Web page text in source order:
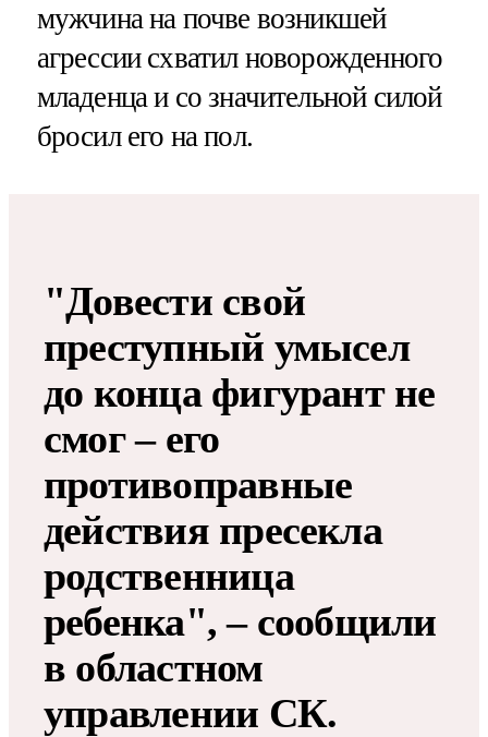
мужчина на почве возникшей
агрессии схватил новорожденного
младенца и со значительной силой
бросил его на пол.
"Довести свой
преступный умысел
до конца фигурант не
смог – его
противоправные
действия пресекла
родственница
ребенка", – сообщили
в областном
управлении СК.